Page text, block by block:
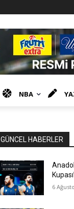
NBA
GÜNCEL HABERLER
6